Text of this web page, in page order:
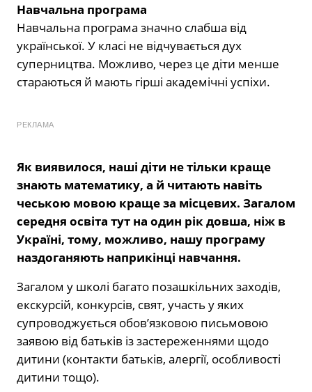
Навчальна програма
Навчальна програма значно слабша від
української. У класі не відчувається дух
суперництва. Можливо, через це діти менше
стараються й мають гірші академічні успіхи.
РЕКЛАМА
Як виявилося, наші діти не тільки краще
знають математику, а й читають навіть
чеською мовою краще за місцевих. Загалом
середня освіта тут на один рік довша, ніж в
Україні, тому, можливо, нашу програму
наздоганяють наприкінці навчання.
Загалом у школі багато позашкільних заходів,
екскурсій, конкурсів, свят, участь у яких
супроводжується обов’язковою письмовою
заявою від батьків із застереженнями щодо
дитини (контакти батьків, алергії, особливості
дитини тощо).